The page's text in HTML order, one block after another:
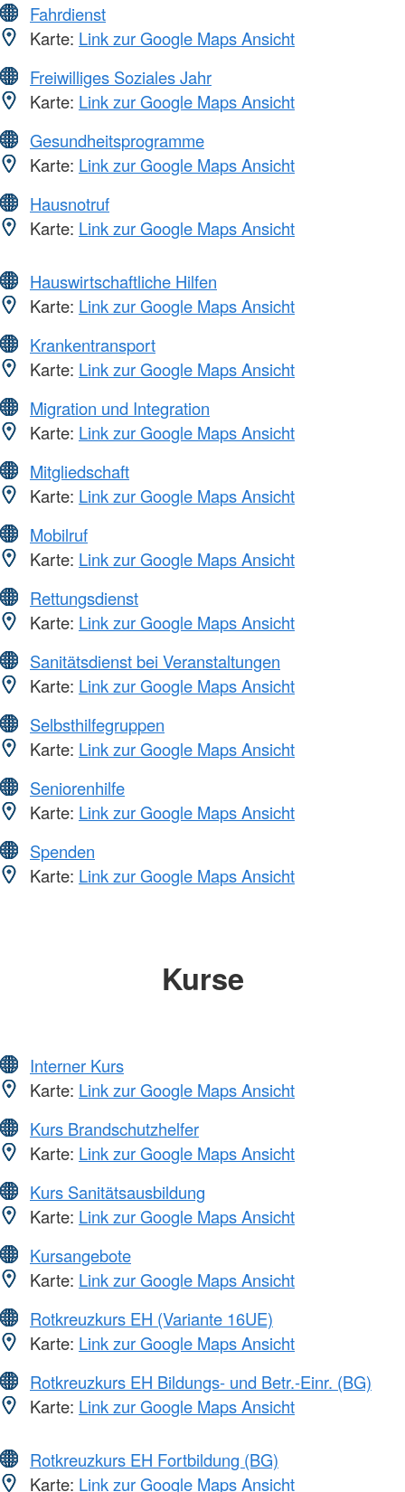
Fahrdienst
Karte: Link zur Google Maps Ansicht
Freiwilliges Soziales Jahr
Karte: Link zur Google Maps Ansicht
Gesundheitsprogramme
Karte: Link zur Google Maps Ansicht
Hausnotruf
Karte: Link zur Google Maps Ansicht
Hauswirtschaftliche Hilfen
Karte: Link zur Google Maps Ansicht
Krankentransport
Karte: Link zur Google Maps Ansicht
Migration und Integration
Karte: Link zur Google Maps Ansicht
Mitgliedschaft
Karte: Link zur Google Maps Ansicht
Mobilruf
Karte: Link zur Google Maps Ansicht
Rettungsdienst
Karte: Link zur Google Maps Ansicht
Sanitätsdienst bei Veranstaltungen
Karte: Link zur Google Maps Ansicht
Selbsthilfegruppen
Karte: Link zur Google Maps Ansicht
Seniorenhilfe
Karte: Link zur Google Maps Ansicht
Spenden
Karte: Link zur Google Maps Ansicht
Kurse
Interner Kurs
Karte: Link zur Google Maps Ansicht
Kurs Brandschutzhelfer
Karte: Link zur Google Maps Ansicht
Kurs Sanitätsausbildung
Karte: Link zur Google Maps Ansicht
Kursangebote
Karte: Link zur Google Maps Ansicht
Rotkreuzkurs EH (Variante 16UE)
Karte: Link zur Google Maps Ansicht
Rotkreuzkurs EH Bildungs- und Betr.-Einr. (BG)
Karte: Link zur Google Maps Ansicht
Rotkreuzkurs EH Fortbildung (BG)
Karte: Link zur Google Maps Ansicht